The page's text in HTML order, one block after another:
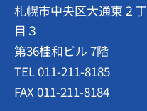
札幌市中央区大通東２丁
目３
第36桂和ビル 7階
TEL 011-211-8185
FAX 011-211-8184